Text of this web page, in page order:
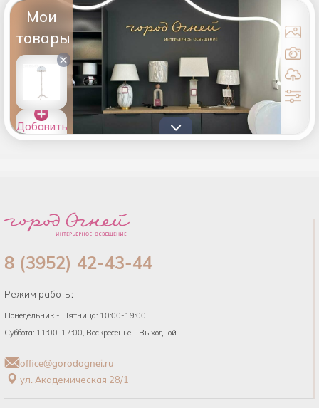
Мои
товары
×
Добавить
товары в
8 (3952) 42-43-44
Режим работы:
Понедельник - Пятница: 10:00-19:00
Суббота: 11:00-17:00, Воскресенье - Выходной
office@gorodognei.ru
ул. Академическая 28/1